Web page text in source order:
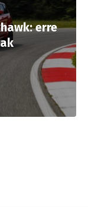
erre